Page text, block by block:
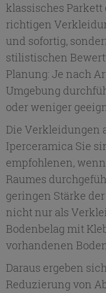
klassisches Parkett
richtigen
und sofortig,
stilistischen
Planung: Je nach
Umgebung
oder weniger
Die Verkleidungen
Iperceramica Sie
empfohlenen,
Raumes
geringen Stärke
nicht nur als
Bodenbelag mit
vorhandenen
Daraus ergeben
Reduzierung von